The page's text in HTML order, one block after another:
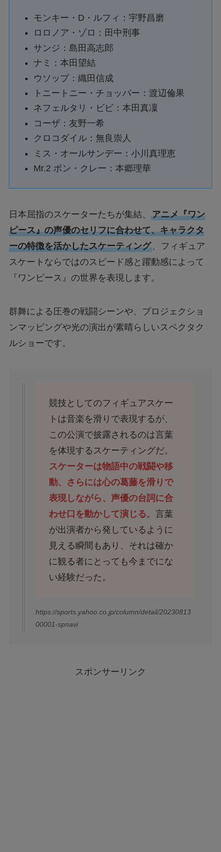
モンキー・D・ルフィ：宇野昌磨
ロロノア・ゾロ：田中刑事
サンジ：島田高志郎
ナミ：本田望結
ウソップ：織田信成
トニートニー・チョッパー：渡辺倫果
ネフェルタリ・ビビ：本田真凜
コーザ：友野一希
クロコダイル：無良崇人
ミス・オールサンデー：小川真理恵
Mr.2 ボン・クレー：本郷理華
日本屈指のスケーターたちが集結、 アニメ『ワン
ピース』の声優のセリフに合わせて、キャラクタ
ーの特徴を活かしたスケーティング、フィギュア
スケートならではのスピード感と躍動感によって
『ワンピース』の世界を表現します。
群舞による圧巻の戦闘シーンや、プロジェクショ
ンマッピングや光の演出が素晴らしいスペクタク
ルショーです。
競技としてのフィギュアスケー
トは音楽を滑りで表現するが、
この公演で披露されるのは言葉
を体現するスケーティングだ。
スケーターは物語中の戦闘や移
動、さらには心の葛藤を滑りで
表現しながら、声優の台詞に合
わせ口を動かして演じる。言葉
が出演者から発しているように
見える瞬間もあり、それは確か
に観る者にとっても今までにな
い経験だった。
https://sports.yahoo.co.jp/column/detail/20230813
00001-spnavi
スポンサーリンク